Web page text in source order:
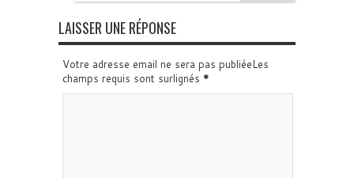
LAISSER UNE RÉPONSE
Votre adresse email ne sera pas publiéeLes
champs requis sont surlignés *